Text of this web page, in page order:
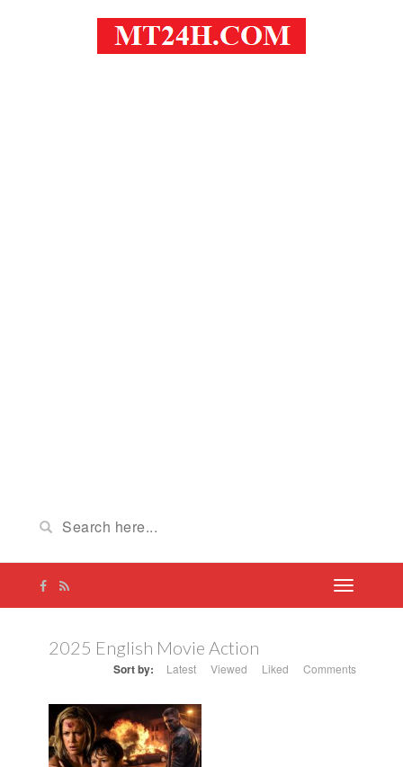
2025 English Movie Action
Sort by: Latest Viewed Liked Comments